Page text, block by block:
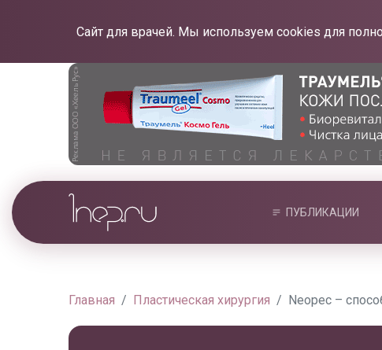
Сайт для врачей. Мы используем cookies для
ПУБЛИКАЦИИ
Главная Пластическая хирургия Neopec –